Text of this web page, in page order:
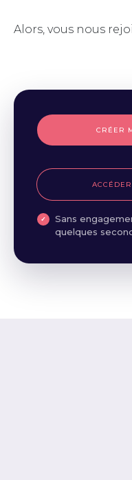
Alors, vous nous
CRÉER
Sans
quelques